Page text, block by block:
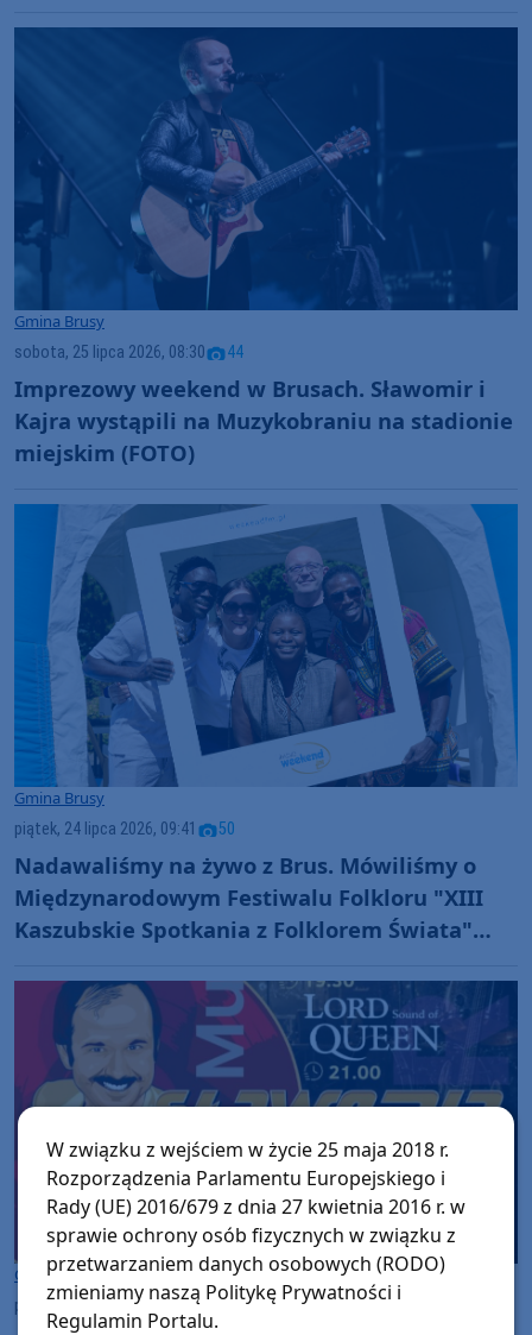
Gmina Brusy
sobota, 25 lipca 2026, 08:30 44
Imprezowy weekend w Brusach. Sławomir i
Kajra wystąpili na Muzykobraniu na stadionie
miejskim (FOTO)
Gmina Brusy
piątek, 24 lipca 2026, 09:41 50
Nadawaliśmy na żywo z Brus. Mówiliśmy o
Międzynarodowym Festiwalu Folkloru "XIII
Kaszubskie Spotkania z Folklorem Świata"
Gmina Brusy
piątek, 24 lipca 2026, 07:02
W związku z wejściem w życie 25 maja 2018 r.
Rozporządzenia Parlamentu Europejskiego i
Rady (UE) 2016/679 z dnia 27 kwietnia 2016 r. w
sprawie ochrony osób fizycznych w związku z
przetwarzaniem danych osobowych (RODO)
zmieniamy naszą Politykę Prywatności i
Regulamin Portalu.